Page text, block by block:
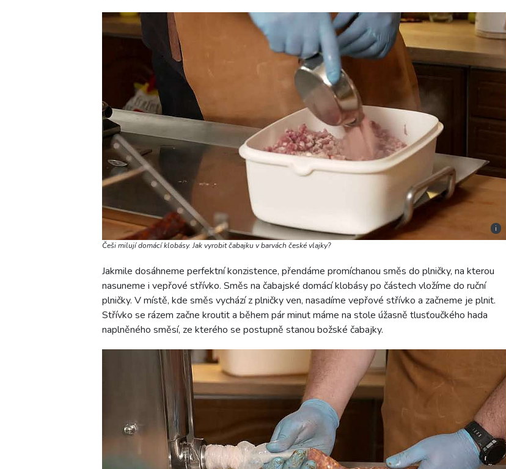
i
Češi milují domácí klobásy. Jak vyrobit čabajku v barvách české vlajky?
Jakmile dosáhneme perfektní konzistence, přendáme promíchanou směs do plničky, na kterou
nasuneme i vepřové střívko. Směs na čabajské domácí klobásy po částech vložíme do ruční
plničky. V místě, kde směs vychází z plničky ven, nasadíme vepřové střívko a začneme je plnit.
Střívko se rázem začne kroutit a během pár minut máme na stole úžasně tlusťoučkého hada
naplněného směsí, ze kterého se postupně stanou božské čabajky.